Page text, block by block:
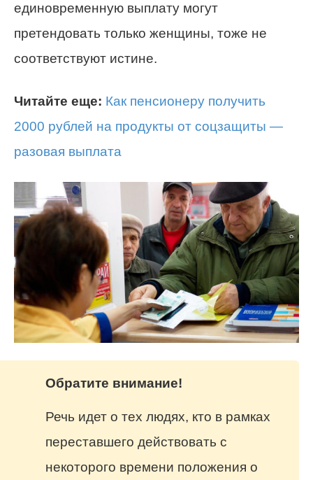
единовременную выплату могут
претендовать только женщины, тоже не
соответствуют истине.
Читайте еще: Как пенсионеру получить
2000 рублей на продукты от соцзащиты —
разовая выплата
Обратите внимание!
Речь идет о тех людях, кто в рамках
переставшего действовать с
некоторого времени положения о